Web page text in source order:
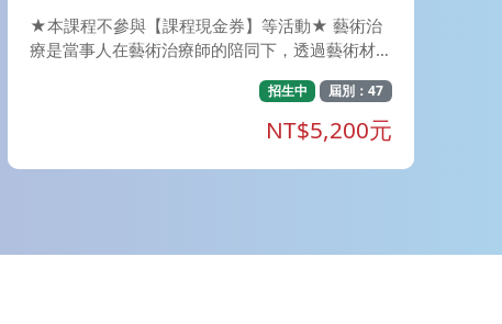
程結業證明，可認列 CFP&reg;/AFP 之 NM5模組
時數，讓您的專業資歷與國際標準無縫接軌 。 3.
全方位顧問育成：培育您洞察客戶需求，引導客戶
提早佈局「第三人生」，共創安心富足的退休新篇
看至隔年5月），複習更彈性！ 📈 總經講座：以
★本課程不參與【課程現金券】等活動★ 藝術治
療是當事人在藝術治療師的陪同下，透過藝術材料
T)。 在藝術治療中，重視的是過程與參與者的感
受，而不是作品的好壞，因此參與者無須具備藝術
創作的技巧。 這是一個透過創作與心對話的旅
程，在旅行中，遇見他人，在心與心的交會中，照
招生中 屆別：47
NT$5,200元